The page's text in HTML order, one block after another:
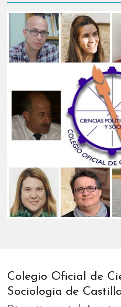
Colegio Oficial de
Sociología de